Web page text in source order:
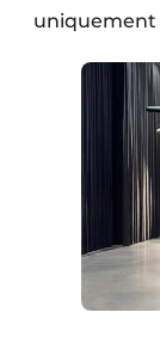
uniquement